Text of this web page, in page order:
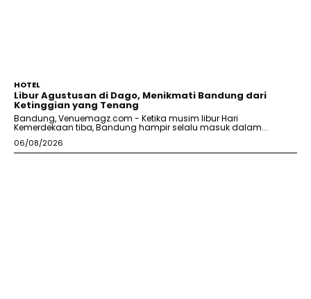
HOTEL
Libur Agustusan di Dago, Menikmati Bandung dari
Ketinggian yang Tenang
Bandung, Venuemagz.com - Ketika musim libur Hari
Kemerdekaan tiba, Bandung hampir selalu masuk dalam...
06/08/2026